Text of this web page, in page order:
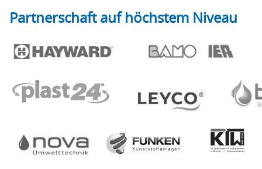
Partnerschaft auf höchstem Niveau